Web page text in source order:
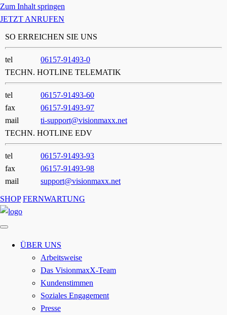
Zum Inhalt springen
JETZT ANRUFEN
SO ERREICHEN SIE UNS
tel
06157-91493-0
TECHN. HOTLINE TELEMATIK
tel
06157-91493-60
fax
06157-91493-97
mail
ti-support@visionmaxx.net
TECHN. HOTLINE EDV
tel
06157-91493-93
fax
06157-91493-98
mail
support@visionmaxx.net
SHOP FERNWARTUNG
ÜBER UNS
Arbeitsweise
Das VisionmaxX-Team
Kundenstimmen
Soziales Engagement
Presse